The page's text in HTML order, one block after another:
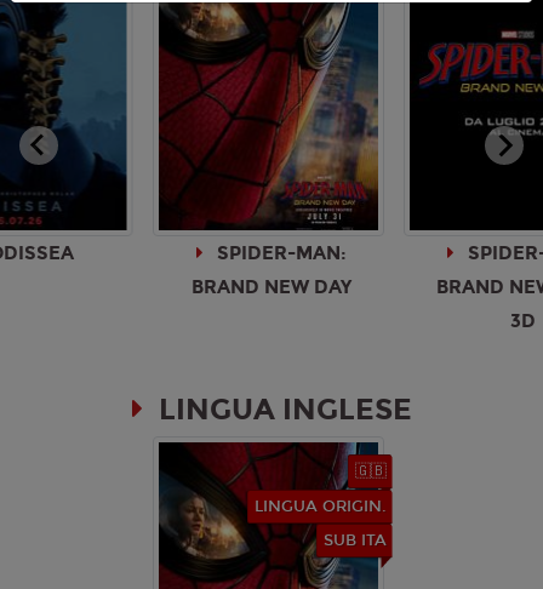
SPIDER-MAN:
BRAND NEW DAY
BRAND
3D
LINGUA INGLESE
🇬🇧
LINGUA ORIGIN.
SUB ITA